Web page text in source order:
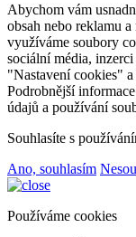
Abychom vám
obsah nebo reklamu
využíváme soubory
sociální média,
"Nastavení cookies"
Podrobnější
údajů a používání
Souhlasíte s
Ano, souhlasím
Používáme cookies